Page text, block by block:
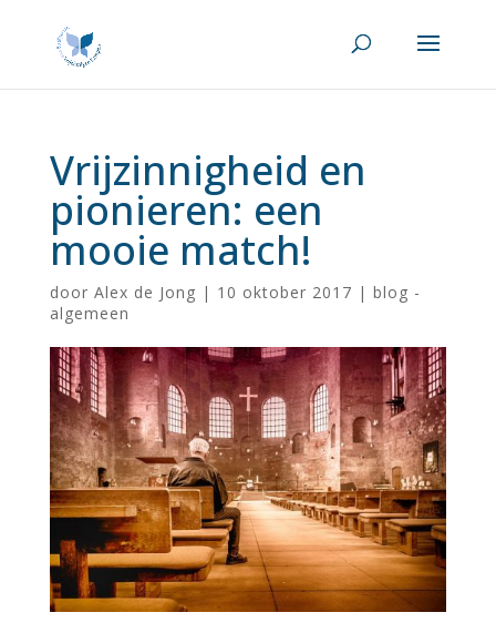
Vrijzinnigheid en
pionieren: een
mooie match!
door Alex de Jong | 10 oktober 2017 | blog -
algemeen